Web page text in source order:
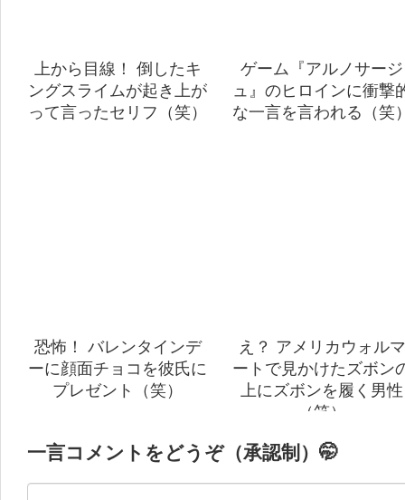
上から目線！ 倒したキ
ングスライムが起き上が
って言ったセリフ（笑）
ゲーム『アルノサージ
ュ』のヒロインに衝撃
な一言を言われる（笑
恐怖！ バレンタインデ
ーに顔面チョコを彼氏に
プレゼント（笑）
え？ アメリカウォルマ
ートで見かけたズボン
上にズボンを履く男性
（笑）
一言コメントをどうぞ（承認制）🤭